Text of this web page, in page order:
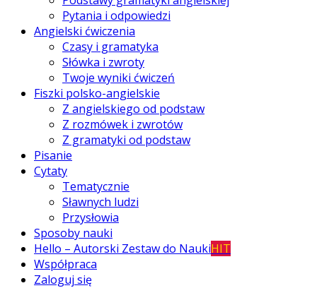
Pytania i odpowiedzi
Angielski ćwiczenia
Czasy i gramatyka
Słówka i zwroty
Twoje wyniki ćwiczeń
Fiszki polsko-angielskie
Z angielskiego od podstaw
Z rozmówek i zwrotów
Z gramatyki od podstaw
Pisanie
Cytaty
Tematycznie
Sławnych ludzi
Przysłowia
Sposoby nauki
Hello – Autorski Zestaw do NaukiHIT
Współpraca
Zaloguj się